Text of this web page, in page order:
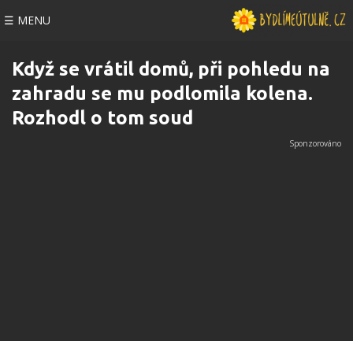
☰ MENU
Když se vrátil domů, při pohledu na
zahradu se mu podlomila kolena.
Rozhodl o tom soud